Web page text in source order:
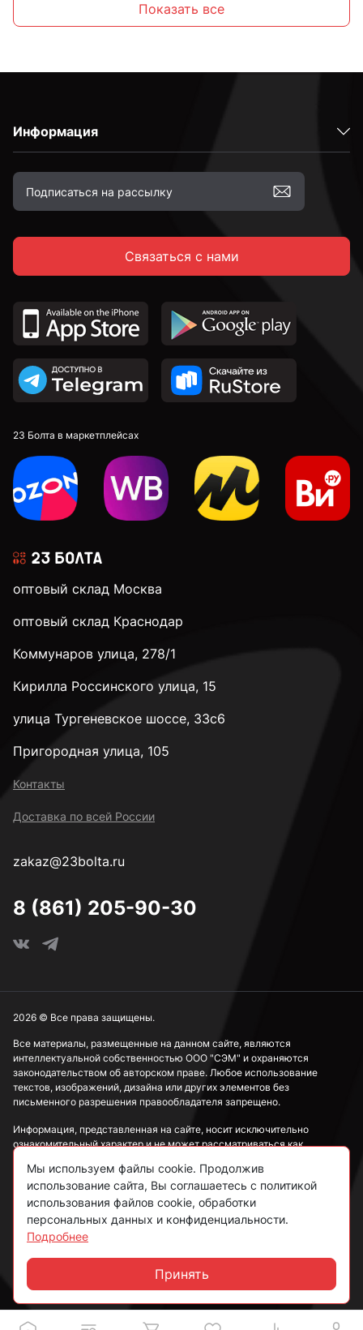
2,5 мм
2,8 мм
2,9 мм
3 мм
3,1 мм
3,4 мм
3,5 мм
3,7 мм
3,8 мм
4,1 мм
4,2 мм
4,3 мм
4,4 мм
4,5 мм
Показать все
Информация
Связаться с нами
23 Болта в маркетплейсах
оптовый склад Москва
оптовый склад Краснодар
Коммунаров улица, 278/1
Кирилла Россинского улица, 15
улица Тургеневское шоссе, 33с6
Пригородная улица, 105
Контакты
Доставка по всей России
zakaz@23bolta.ru
8 (861) 205-90-30
Все материалы, размещенные на данном сайте, являются
интеллектуальной собственностью ООО "СЭМ" и охраняются
законодательством об авторском праве. Любое использование
текстов, изображений, дизайна или других элементов без
письменного разрешения правообладателя запрещено.
Информация, представленная на сайте, носит исключительно
ознакомительный характер и не может рассматриваться как
Политика конфиденциальности
Согласие на обработку данных
Пользовательское соглашение
2026 © Все права защищены.
Мы используем файлы cookie. Продолжив
использование сайта, Вы соглашаетесь с политикой
использования файлов cookie, обработки
персональных данных и конфиденциальности.
Подробнее
Принять